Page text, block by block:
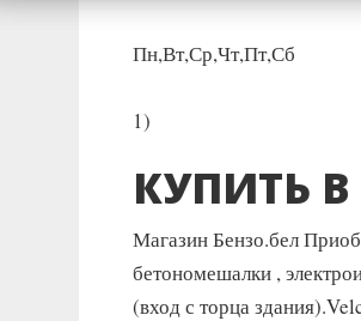
Пн,Вт,Ср,Чт,Пт,Сб
1)
КУПИТЬ
Магазин Бензо.бел
бетономешалки ,
(вход с торца